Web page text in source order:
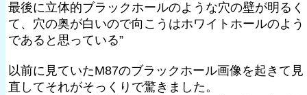
最後に立体的ブラックホールのような穴の壁が明るく
て、穴の奥が白いので向こうはホワイトホールのよう
であると思っている”
以前に見ていたM87のブラックホール画像を起きて見
直してそれがそっくりで驚きました。